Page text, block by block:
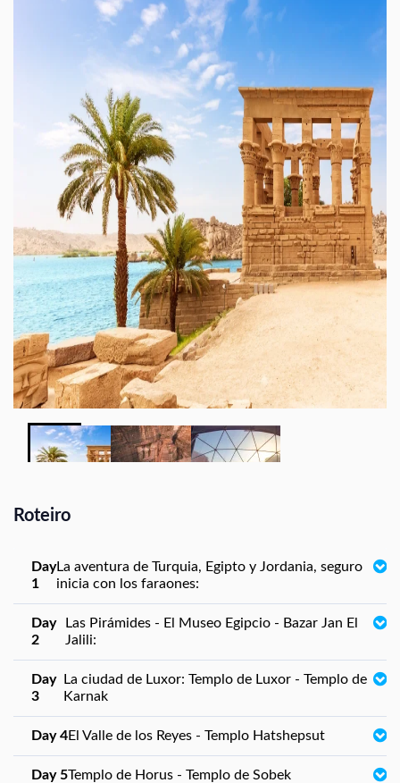
Roteiro
Day
1
La aventura de Turquia, Egipto y Jordania, seguro
inicia con los faraones:
Day
2
Las Pirámides - El Museo Egipcio - Bazar Jan El
Jalili:
Day
3
La ciudad de Luxor: Templo de Luxor - Templo de
Karnak
Day 4El Valle de los Reyes - Templo Hatshepsut
Day 5Templo de Horus - Templo de Sobek